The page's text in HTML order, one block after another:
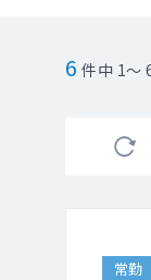
6 件中 1～
常勤